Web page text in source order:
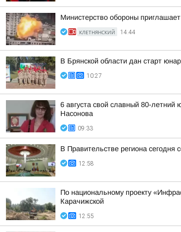
Министерство обороны
КЛЕТНЯНСКИЙ 14:44
В Брянской области дан старт
10:27
6 августа свой славный 80-летний
Насонова
09:33
В Правительстве региона сегодня
12:58
По национальному проекту
Карачижской
12:55